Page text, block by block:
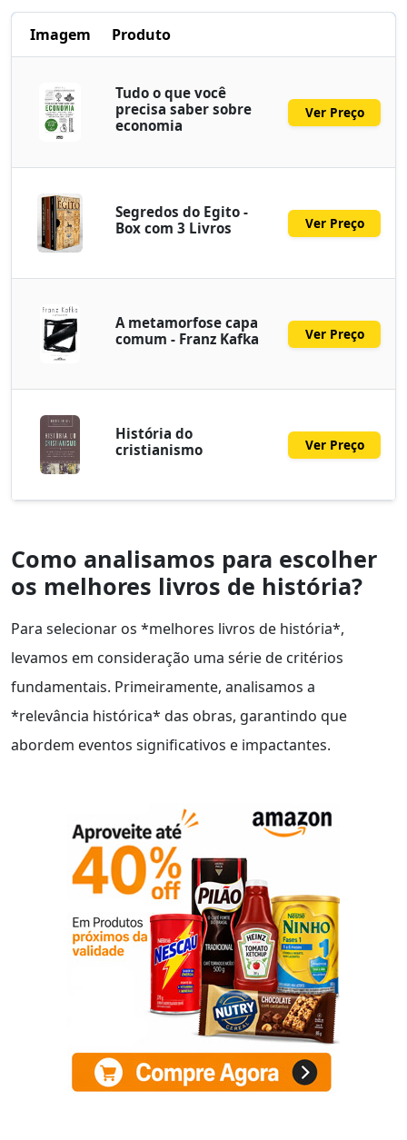
Imagem Produto
Tudo o que você
precisa saber sobre
economia
Ver Preço
Segredos do Egito -
Box com 3 Livros
Ver Preço
A metamorfose capa
comum - Franz Kafka
Ver Preço
História do
cristianismo
Ver Preço
Como analisamos para escolher
os melhores livros de história?
Para selecionar os *melhores livros de história*,
levamos em consideração uma série de critérios
fundamentais. Primeiramente, analisamos a
*relevância histórica* das obras, garantindo que
abordem eventos significativos e impactantes.